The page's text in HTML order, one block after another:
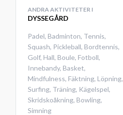
ANDRA AKTIVITETER I
DYSSEGÅRD
Padel, Badminton, Tennis,
Squash, Pickleball, Bordtennis,
Golf, Hall, Boule, Fotboll,
Innebandy, Basket,
Mindfulness, Fäktning, Löpning,
Surfing, Träning, Kägelspel,
Skridskoåkning, Bowling,
Simning